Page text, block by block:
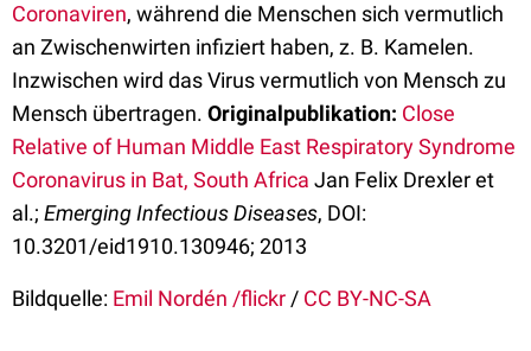
Coronaviren, während die Menschen sich vermutlich
an Zwischenwirten infiziert haben, z. B. Kamelen.
Inzwischen wird das Virus vermutlich von Mensch zu
Mensch übertragen. Originalpublikation: Close
Relative of Human Middle East Respiratory Syndrome
Coronavirus in Bat, South Africa Jan Felix Drexler et
al.; Emerging Infectious Diseases, DOI:
10.3201/eid1910.130946; 2013
Bildquelle: Emil Nordén /flickr / CC BY-NC-SA